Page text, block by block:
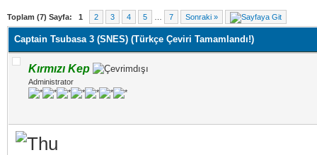
Toplam (7) Sayfa: 1 2 3 4 5 7 Sonraki »
- 10 oy
Captain Tsubasa 3 (SNES) (Türkçe Çeviri Tamamlandı!)
Kırmızı Kep
Administrator